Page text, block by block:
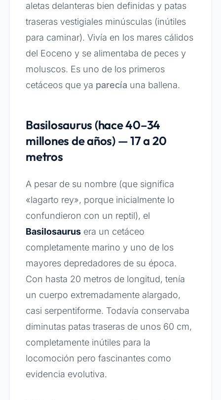
aletas delanteras bien definidas y patas
traseras vestigiales minúsculas (inútiles
para caminar). Vivía en los mares cálidos
del Eoceno y se alimentaba de peces y
moluscos. Es uno de los primeros
cetáceos que ya parecía una ballena.
Basilosaurus (hace 40–34
millones de años) — 17 a 20
metros
A pesar de su nombre (que significa
«lagarto rey», porque inicialmente lo
confundieron con un reptil), el
Basilosaurus era un cetáceo
completamente marino y uno de los
mayores depredadores de su época.
Con hasta 20 metros de longitud, tenía
un cuerpo extremadamente alargado,
casi serpentiforme. Todavía conservaba
diminutas patas traseras de unos 60 cm,
completamente inútiles para la
locomoción pero fascinantes como
evidencia evolutiva.